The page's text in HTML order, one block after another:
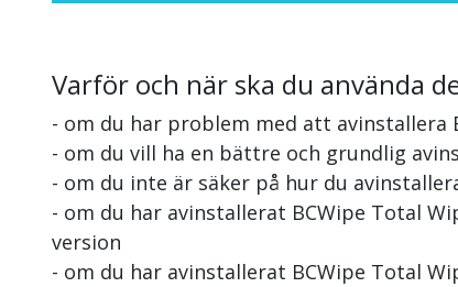
Varför och när ska du använda
- om du har problem med att avinstallera
- om du vill ha en bättre och grundlig
- om du inte är säker på hur du
- om du har avinstallerat BCWipe Total
version
- om du har avinstallerat BCWipe Total